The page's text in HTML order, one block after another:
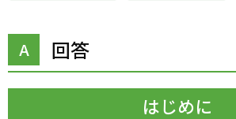
回答
はじめに